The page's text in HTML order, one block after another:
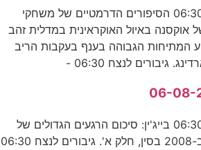
גיבורים לנצח 06:00 - 06:30 הסיפורים הדרמטיים של משחקי
אוקסנה באיול האוקראינית במדלית זהב
המתיחות הגבוהה בענף בעקבות הריב
גיבורים לנצח 06:30 -
גיבורים לנצח 06:00 - 06:30 בייג'ין: סיכום הרגעים הגדולים של
המשחקים האולימפיים ב-2008 בסין, חלק א'. גיבורים לנצח 06:30